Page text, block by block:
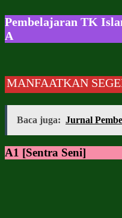
Pembelajaran TK
A
SEGERA
Baca juga: Jurnal
A1 [Sentra Seni]